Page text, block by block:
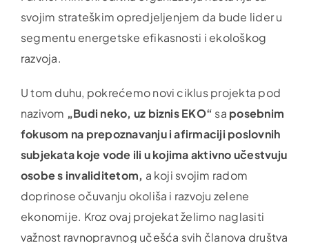
svojim strateškim opredjeljenjem da bude lider u
segmentu energetske efikasnosti i ekološkog
razvoja.
U tom duhu, pokrećemo novi ciklus projekta pod
nazivom „Budi neko, uz biznis EKO“ sa posebnim
fokusom na prepoznavanju i afirmaciji poslovnih
subjekata koje vode ili u kojima aktivno učestvuju
osobe s invaliditetom, a koji svojim radom
doprinose očuvanju okoliša i razvoju zelene
ekonomije. Kroz ovaj projekat želimo naglasiti
važnost ravnopravnog učešća svih članova društva